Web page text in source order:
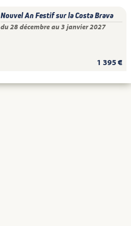
Nouvel An Festif sur la Costa Brava
du 28 décembre au 3 janvier 2027
1 395 €